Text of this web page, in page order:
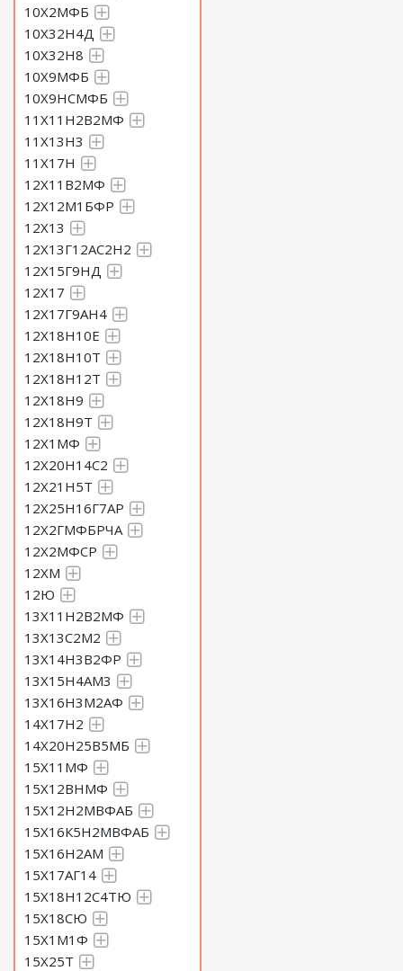
10Х2МФБ
10Х32Н4Д
10Х32Н8
10Х9МФБ
10Х9НСМФБ
11Х11Н2В2МФ
11Х13Н3
11Х17Н
12Х11В2МФ
12Х12М1БФР
12Х13
12Х13Г12АС2Н2
12Х15Г9НД
12Х17
12Х17Г9АН4
12Х18Н10Е
12Х18Н10Т
12Х18Н12Т
12Х18Н9
12Х18Н9Т
12Х1МФ
12Х20Н14С2
12Х21Н5Т
12Х25Н16Г7АР
12Х2ГМФБРЧА
12Х2МФСР
12ХМ
12Ю
13Х11Н2В2МФ
13Х13С2М2
13Х14Н3В2ФР
13Х15Н4АМ3
13Х16Н3М2АФ
14Х17Н2
14Х20Н25В5МБ
15Х11МФ
15Х12ВНМФ
15Х12Н2МВФАБ
15Х16К5Н2МВФАБ
15Х16Н2АМ
15Х17АГ14
15Х18Н12С4ТЮ
15Х18СЮ
15Х1М1Ф
15Х25Т